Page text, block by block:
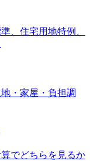
、住宅用地特例、
・家屋・負担調
でどちらを見るか